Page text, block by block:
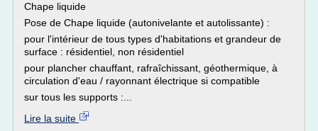
Chape liquide
Pose de Chape liquide (autonivelante et autolissante) :
pour l'intérieur de tous types d'habitations et grandeur de
surface : résidentiel, non résidentiel
pour plancher chauffant, rafraîchissant, géothermique, à
circulation d'eau / rayonnant électrique si compatible
sur tous les supports :...
Lire la suite